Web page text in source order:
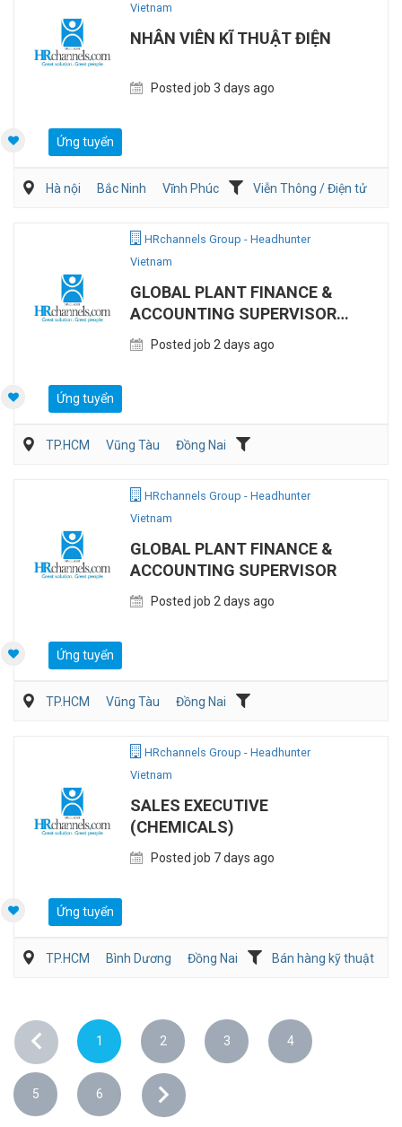
Vietnam
NHÂN VIÊN KĨ THUẬT ĐIỆN
Posted job 3 days ago
Ứng tuyển
Hà nội Bắc Ninh Vĩnh Phúc
Viễn Thông / Điện tử
HRchannels Group - Headhunter
Vietnam
GLOBAL PLANT FINANCE &
ACCOUNTING SUPERVISOR
(MANUFACTURING)
Posted job 2 days ago
Ứng tuyển
TP.HCM Vũng Tàu
Đồng Nai
HRchannels Group - Headhunter
Vietnam
GLOBAL PLANT FINANCE &
ACCOUNTING SUPERVISOR
Posted job 2 days ago
Ứng tuyển
TP.HCM Vũng Tàu
Đồng Nai
HRchannels Group - Headhunter
Vietnam
SALES EXECUTIVE
(CHEMICALS)
Posted job 7 days ago
Ứng tuyển
TP.HCM Bình Dương Đồng Nai Bán hàng kỹ thuật
1 2 3 4
5 6